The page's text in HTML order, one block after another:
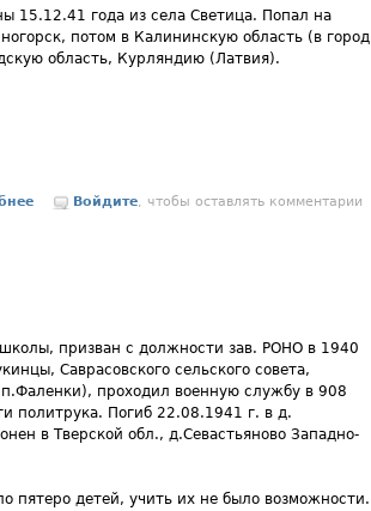
15.12.41 года из села Светица. Попал на
потом в Калининскую область (в город
область, Курляндию (Латвия).
о Абатуров Павел Степанович
Войдите, чтобы оставлять комментарии
призван с должности зав. РОНО в 1940
Саврасовского сельского совета,
проходил военную службу в 908
политрука. Погиб 22.08.1941 г. в д.
в Тверской обл., д.Севастьяново Западно-
пятеро детей, учить их не было возможности.